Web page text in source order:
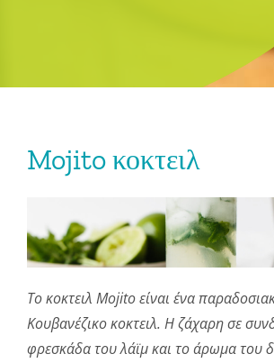
Mojito κοκτειλ
Τοκοκτειλ Mojitoείναι ένα
Κουβανέζικοκοκτειλ. Η ζάχαρη σε
φρεσκάδα τουλάϊμκαι το άρωμα του